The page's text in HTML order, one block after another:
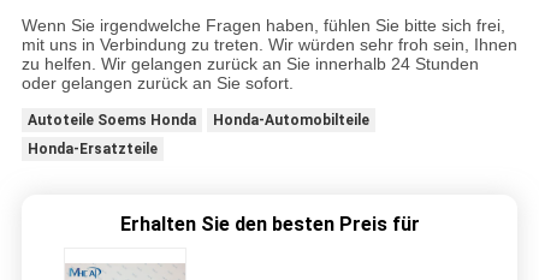
Wenn Sie irgendwelche Fragen haben, fühlen Sie bitte sich frei,
mit uns in Verbindung zu treten. Wir würden sehr froh sein, Ihnen
zu helfen. Wir gelangen zurück an Sie innerhalb 24 Stunden
oder gelangen zurück an Sie sofort.
Autoteile Soems Honda
Honda-Automobilteile
Honda-Ersatzteile
Erhalten Sie den besten Preis für